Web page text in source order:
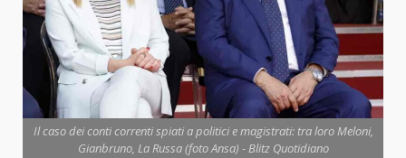
Il caso dei conti correnti spiati a politici e magistrati: tra loro Meloni,
Gianbruno, La Russa (foto Ansa) - Blitz Quotidiano